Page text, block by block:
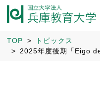
TOP
トピックス
2025年度後期「Eigo